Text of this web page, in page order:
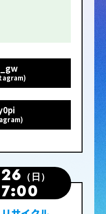
26 （日）